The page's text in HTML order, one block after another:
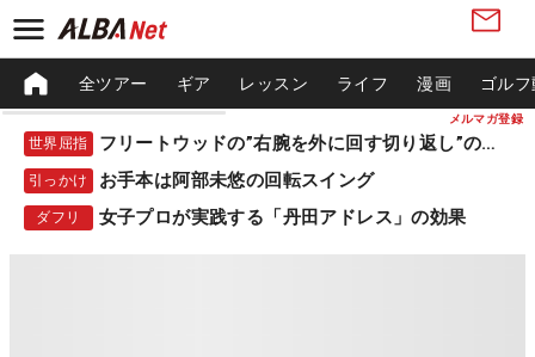
メルマガ登録
全ツアー ギア レッスン ライフ 漫画 ゴル
世界屈指 フリートウッドの”右腕を外に回す切り返し”の秘密
引っかけ お手本は阿部未悠の回転スイング
ダフリ 女子プロが実践する「丹田アドレス」の効果